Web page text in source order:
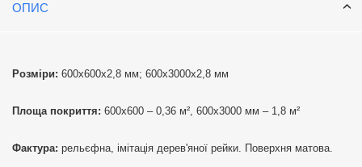
ОПИС
Розміри: 600х600х2,8 мм; 600х3000х2,8 мм
Площа покриття: 600х600 – 0,36 м², 600х3000 мм – 1,8 м²
Фактура: рельєфна, імітація дерев'яної рейки. Поверхня матова.